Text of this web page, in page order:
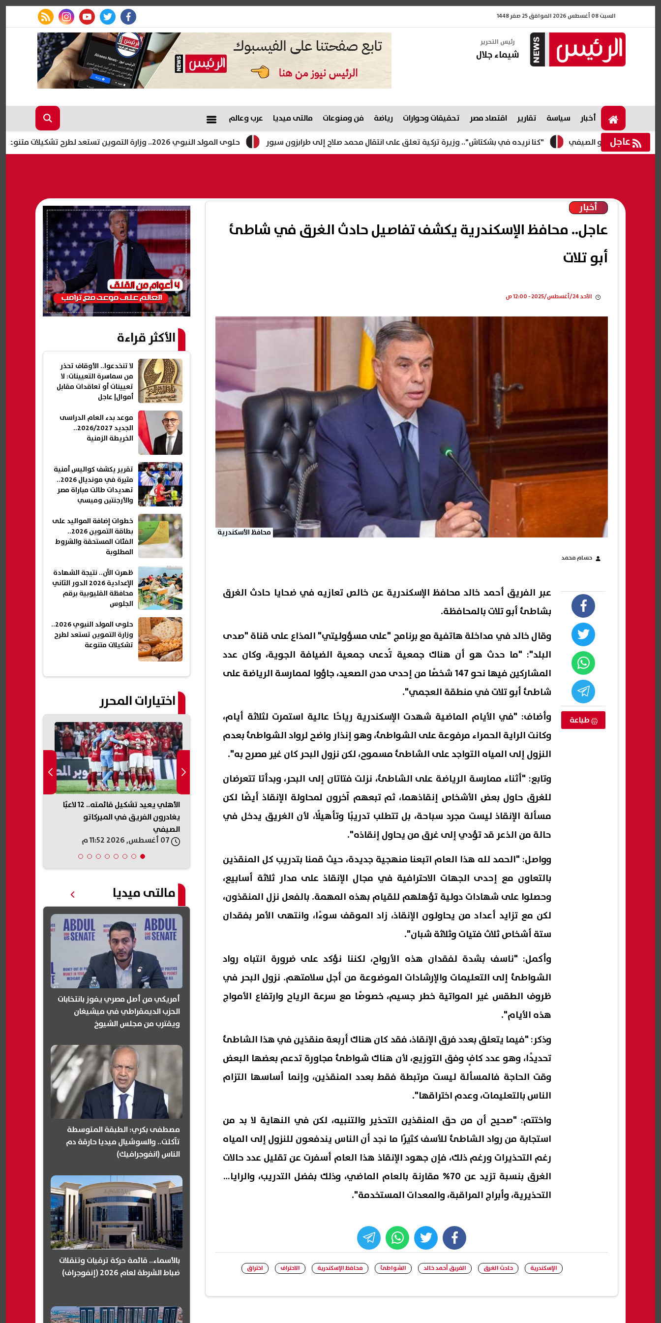
السبت 08 أغسطس 2026 الموافق 25 صفر 1448
facebook
twitter
youtube
instagram
rss feed
رئيس التحرير
شيماء جلال
أخبار سياسة تقارير اقتصاد مصر تحقيقات وحوارات رياضة فن ومنوعات مالتى ميديا عرب وعالم
عاجل حلوى المولد النبوي 2026.. وزارة التموين تستعد لطرح تشكيلات متنوعة "كنا نريده في بشكتاش".. وزيرة تركية تعلق على انتقال محمد صلاح إلى طرابزون سبور
أخبار
عاجل.. محافظ الإسكندرية يكشف تفاصيل حادث الغرق في شاطئ
أبو تلات
الأحد 24/أغسطس/2025 - 12:00 ص
محافظ الأسكندرية
حسام محمد
طباعة
عبر الفريق أحمد خالد محافظ الإسكندرية عن خالص تعازيه في ضحايا حادث الغرق
بشاطئ أبو تلات بالمحافظة.
وقال خالد في مداخلة هاتفية مع برنامج "على مسؤوليتي" المذاع على قناة "صدى
البلد": "ما حدث هو أن هناك جمعية تُدعى جمعية الضيافة الجوية، وكان عدد
المشاركين فيها نحو 147 شخصًا من إحدى مدن الصعيد، جاؤوا لممارسة الرياضة على
شاطئ أبو تلات في منطقة العجمي".
وأضاف: "في الأيام الماضية شهدت الإسكندرية رياحًا عالية استمرت لثلاثة أيام،
وكانت الراية الحمراء مرفوعة على الشواطئ، وهو إنذار واضح لرواد الشواطئ بعدم
النزول إلى المياه التواجد على الشاطئ مسموح، لكن نزول البحر كان غير مصرح به".
وتابع: "أثناء ممارسة الرياضة على الشاطئ، نزلت فتاتان إلى البحر، وبدأتا تتعرضان
للغرق حاول بعض الأشخاص إنقاذهما، ثم تبعهم آخرون لمحاولة الإنقاذ أيضًا لكن
مسألة الإنقاذ ليست مجرد سباحة، بل تتطلب تدريبًا وتأهيلًا، لأن الغريق يدخل في
حالة من الذعر قد تؤدي إلى غرق من يحاول إنقاذه".
وواصل: "الحمد لله هذا العام اتبعنا منهجية جديدة، حيث قمنا بتدريب كل المنقذين
بالتعاون مع إحدى الجهات الاحترافية في مجال الإنقاذ على مدار ثلاثة أسابيع،
وحصلوا على شهادات دولية تؤهلهم للقيام بهذه المهمة. بالفعل نزل المنقذون،
لكن مع تزايد أعداد من يحاولون الإنقاذ، زاد الموقف سوءًا، وانتهى الأمر بفقدان
ستة أشخاص ثلاث فتيات وثلاثة شبان".
وأكمل: "ناسف بشدة لفقدان هذه الأرواح، لكننا نؤكد على ضرورة انتباه رواد
الشواطئ إلى التعليمات والإرشادات الموضوعة من أجل سلامتهم. نزول البحر في
ظروف الطقس غير المواتية خطر جسيم، خصوصًا مع سرعة الرياح وارتفاع الأمواج
هذه الأيام".
وذكر: "فيما يتعلق بعدد فرق الإنقاذ، فقد كان هناك أربعة منقذين في هذا الشاطئ
تحديدًا، وهو عدد كافٍ وفق التوزيع، لأن هناك شواطئ مجاورة تدعم بعضها البعض
وقت الحاجة فالمسألة ليست مرتبطة فقط بعدد المنقذين، وإنما أساسها التزام
الناس بالتعليمات، وعدم اختراقها".
واختتم: "صحيح أن من حق المنقذين التحذير والتنبيه، لكن في النهاية لا بد من
استجابة من رواد الشاطئ للأسف كثيرًا ما نجد أن الناس يندفعون للنزول إلى المياه
رغم التحذيرات ورغم ذلك، فإن جهود الإنقاذ هذا العام أسفرت عن تقليل عدد حالات
الغرق بنسبة تزيد عن 70% مقارنة بالعام الماضي، وذلك بفضل التدريب، والرايات
التحذيرية، وأبراج المراقبة، والمعدات المستخدمة".
facebook
twitter
whats
الإسكندرية حادث الغرق الفريق أحمد خالد الشواطئ محافظ الإسكندرية الاحتراف اختراق
الأكثر قراءة
لا تنخدعوا.. الأوقاف تحذر
من سماسرة التعيينات: لا
تعيينات أو تعاقدات مقابل
أموال| عاجل
موعد بدء العام الدراسى
الجديد 2026/2027..
الخريطة الزمنية
تقرير يكشف كواليس أمنية
مثيرة في مونديال 2026..
تهديدات طالت مباراة مصر
والأرجنتين وميسي
خطوات إضافة المواليد على
بطاقة التموين 2026..
الفئات المستحقة والشروط
المطلوبة
ظهرت الآن.. نتيجة الشهادة
الإعدادية 2026 الدور الثاني
محافظة القليوبية برقم
الجلوس
حلوى المولد النبوي 2026..
وزارة التموين تستعد لطرح
تشكيلات متنوعة
اختيارات المحرر
لا تنخدعوا.. الأوقاف تحذر من سماسرة
التعيينات: لا تعيينات أو تعاقدات
مقابل أموال| عاجل
رئيس شعبة المواد البترولية: لا قرار
حتى الآن بتحريك أسعار البنزين
والسولار
07 أغسطس, 2026 10:25 م
الزمالك يكشف تفاصيل عرض بيع بيزيرا
لشباب الأهلي ويحدد شروط رحيله
الأهلي يعيد تشكيل قائمته.. 12 لاعبًا
يغادرون الفريق في الميركاتو
الصيفي
مالتى ميديا
أمريكي من أصل مصري يفوز بانتخابات
الحزب الديمقراطي في ميشيغان
ويقترب من مجلس الشيوخ
مصطفى بكري: الطبقة المتوسطة
تآكلت.. والسوشيال ميديا حارقة دم
الناس (انفوجرافيك)
بالأسماء.. قائمة حركة ترقيات وتنقلات
ضباط الشرطة لعام 2026 (إنفوجراف)